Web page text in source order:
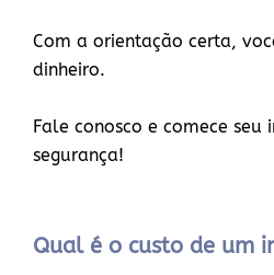
Com a orientação certa,
dinheiro.
Fale conosco e comece seu
segurança!
Qual é o custo de um